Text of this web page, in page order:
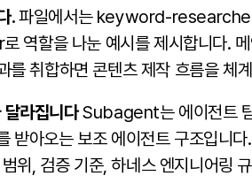
.파일에서는 keyword-
할을 나눈 예시를 제시합니다.
취합하면 콘텐츠 제작 흐름을 체
달라집니다Subagent는 에이전트
받아오는 보조 에이전트 구조입니다.
위, 검증 기준, 하네스 엔지니어링